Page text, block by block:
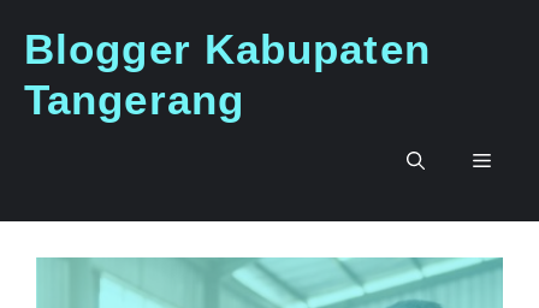
Blogger Kabupaten
Tangerang
Menu